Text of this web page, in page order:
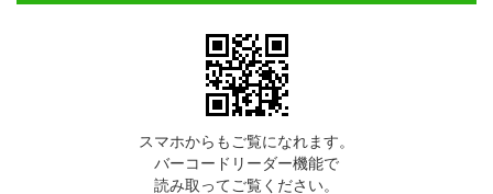
スマホからもご覧になれます。
バーコードリーダー機能で
読み取ってご覧ください。